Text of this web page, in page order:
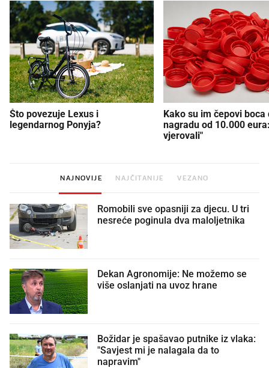
Što povezuje Lexus i
legendarnog Ponyja?
Kako su im čepovi boca
nagradu od 10.000
vjerovali"
NAJNOVIJE NAJČITANIJE VEZANO
Romobili sve opasniji za djecu. U tri
nesreće poginula dva maloljetnika
Dekan Agronomije: Ne možemo se
više oslanjati na uvoz hrane
Božidar je spašavao putnike iz vlaka:
"Savjest mi je nalagala da to
napravim"